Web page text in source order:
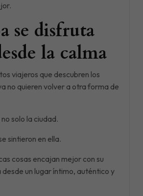
se disfruta
la calma
viajeros que descubren los
no quieren volver a otra forma de
solo la ciudad.
sintieron en ella.
cosas encajan mejor con su
desde un lugar íntimo, auténtico y